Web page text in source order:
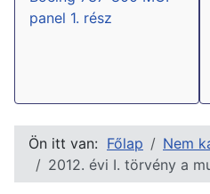
panel 1. rész
Ön itt van: Főlap
Nem
2012. évi I. törvény a